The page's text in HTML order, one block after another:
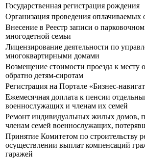
Государственная регистрация рождения
Организация проведения оплачиваемых
Внесение в Реестр записи о
многодетной семьи
Лицензирование деятельности по
многоквартирными домами
Возмещение стоимости проезда к месту
обратно детям-сиротам
Регистрация на Портале «Бизнес-
Ежемесячная доплата к пенсии
военнослужащих и членам их семей
Ремонт индивидуальных жилых домов,
членам семей военнослужащих,
Принятие Комитетом по строительству
осуществлении выплат компенсаций
гаражей